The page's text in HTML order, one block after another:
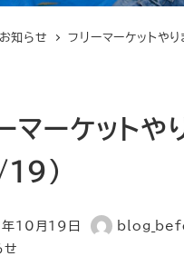
お知らせ フリーマーケットや
マーケットや
19）
10月19日
著
せ